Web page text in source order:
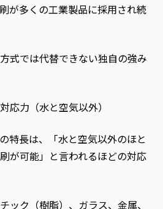
が多くの工業製品に採用され続
式では代替できない独自の強み
応力（水と空気以外）
特長は、「水と空気以外のほと
が可能」と言われるほどの対応
ック（樹脂）、ガラス、金属、